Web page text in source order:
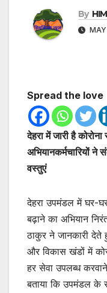
By
Spread the love
देहरा में जारी है
अभियानकर्मचारियों ने
वस्तुएं
देहरा उपमंडल में घर-
बढ़ाने का अभियान
ठाकुर ने जानकारी देते
और विकास खंडों में
हर सेवा उपलब्ध
बताया कि उपमंडल के